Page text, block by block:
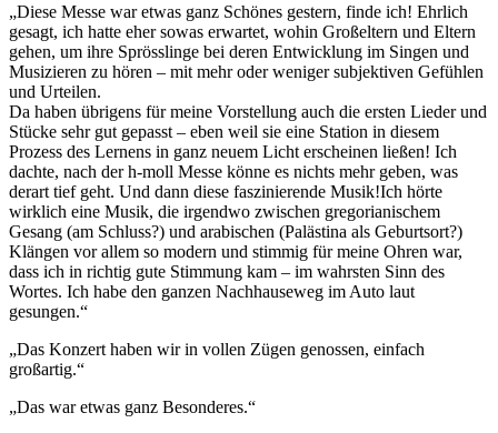
„Diese Messe war etwas ganz Schönes gestern, finde ich! Ehrlich
gesagt, ich hatte eher sowas erwartet, wohin Großeltern und Eltern
gehen, um ihre Sprösslinge bei deren Entwicklung im Singen und
Musizieren zu hören – mit mehr oder weniger subjektiven Gefühlen
und Urteilen.
Da haben übrigens für meine Vorstellung auch die ersten Lieder und
Stücke sehr gut gepasst – eben weil sie eine Station in diesem
Prozess des Lernens in ganz neuem Licht erscheinen ließen! Ich
dachte, nach der h-moll Messe könne es nichts mehr geben, was
derart tief geht. Und dann diese faszinierende Musik!Ich hörte
wirklich eine Musik, die irgendwo zwischen gregorianischem
Gesang (am Schluss?) und arabischen (Palästina als Geburtsort?)
Klängen vor allem so modern und stimmig für meine Ohren war,
dass ich in richtig gute Stimmung kam – im wahrsten Sinn des
Wortes. Ich habe den ganzen Nachhauseweg im Auto laut
gesungen.“
„Das Konzert haben wir in vollen Zügen genossen, einfach
großartig.“
„Das war etwas ganz Besonderes.“